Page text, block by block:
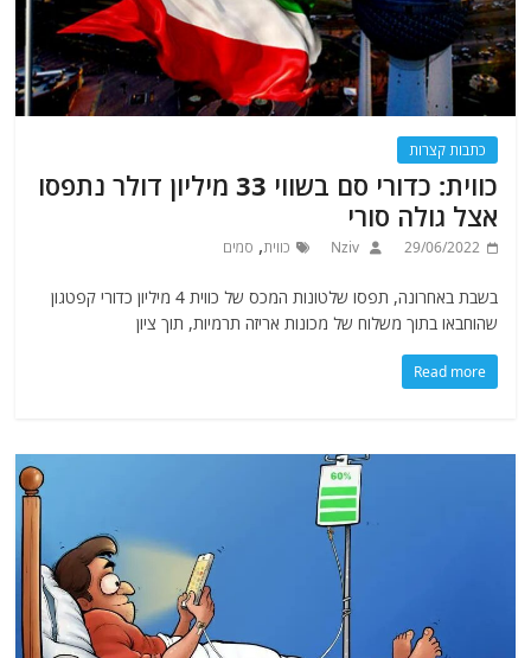
כתבות קצרות
כווית: כדורי סם בשווי 33 מיליון דולר נתפסו
אצל גולה סורי
29/06/2022
Nziv כווית, סמים
בשבת באחרונה, תפסו שלטונות המכס של כווית 4 מיליון כדורי קפטגון
שהוחבאו בתוך משלוח של מכונות אריזה תרמיות, תוך ציון
Read more